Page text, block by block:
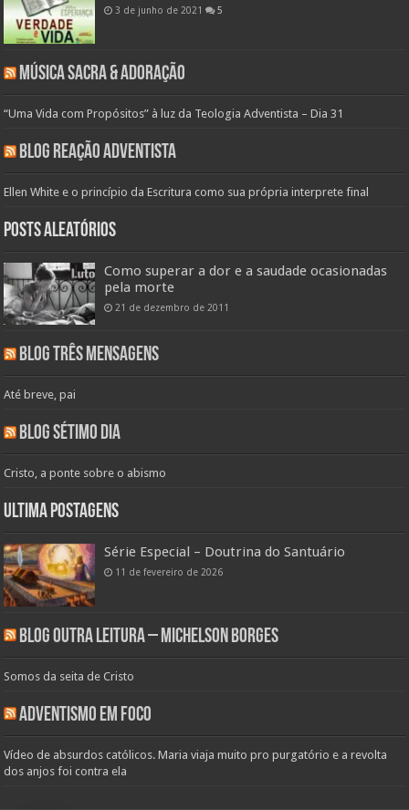
3 de junho de 2021 5
Música Sacra & Adoração
“Uma Vida com Propósitos” à luz da Teologia Adventista – Dia 31
Blog Reação Adventista
Ellen White e o princípio da Escritura como sua própria interprete final
Posts aleatórios
Como superar a dor e a saudade ocasionadas
pela morte
21 de dezembro de 2011
Blog Três Mensagens
Até breve, pai
Blog Sétimo Dia
Cristo, a ponte sobre o abismo
Ultima Postagens
Série Especial – Doutrina do Santuário
11 de fevereiro de 2026
Blog Outra Leitura – Michelson Borges
Somos da seita de Cristo
Adventismo em Foco
Vídeo de absurdos católicos. Maria viaja muito pro purgatório e a revolta
dos anjos foi contra ela